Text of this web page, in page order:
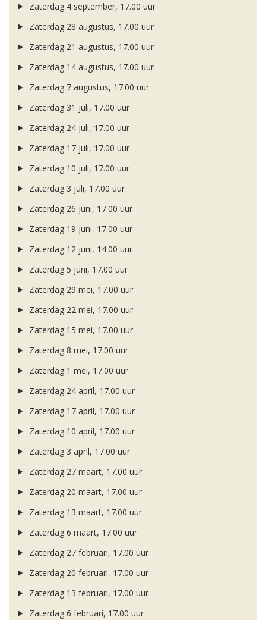
Zaterdag 4 september, 17.00 uur
Zaterdag 28 augustus, 17.00 uur
Zaterdag 21 augustus, 17.00 uur
Zaterdag 14 augustus, 17.00 uur
Zaterdag 7 augustus, 17.00 uur
Zaterdag 31 juli, 17.00 uur
Zaterdag 24 juli, 17.00 uur
Zaterdag 17 juli, 17.00 uur
Zaterdag 10 juli, 17.00 uur
Zaterdag 3 juli, 17.00 uur
Zaterdag 26 juni, 17.00 uur
Zaterdag 19 juni, 17.00 uur
Zaterdag 12 juni, 14.00 uur
Zaterdag 5 juni, 17.00 uur
Zaterdag 29 mei, 17.00 uur
Zaterdag 22 mei, 17.00 uur
Zaterdag 15 mei, 17.00 uur
Zaterdag 8 mei, 17.00 uur
Zaterdag 1 mei, 17.00 uur
Zaterdag 24 april, 17.00 uur
Zaterdag 17 april, 17.00 uur
Zaterdag 10 april, 17.00 uur
Zaterdag 3 april, 17.00 uur
Zaterdag 27 maart, 17.00 uur
Zaterdag 20 maart, 17.00 uur
Zaterdag 13 maart, 17.00 uur
Zaterdag 6 maart, 17.00 uur
Zaterdag 27 februari, 17.00 uur
Zaterdag 20 februari, 17.00 uur
Zaterdag 13 februari, 17.00 uur
Zaterdag 6 februari, 17.00 uur